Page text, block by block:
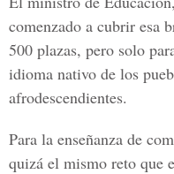
comenzado a cubrir esa
500 plazas, pero solo
idioma nativo de los
afrodescendientes.
Para la enseñanza de
quizá el mismo reto que